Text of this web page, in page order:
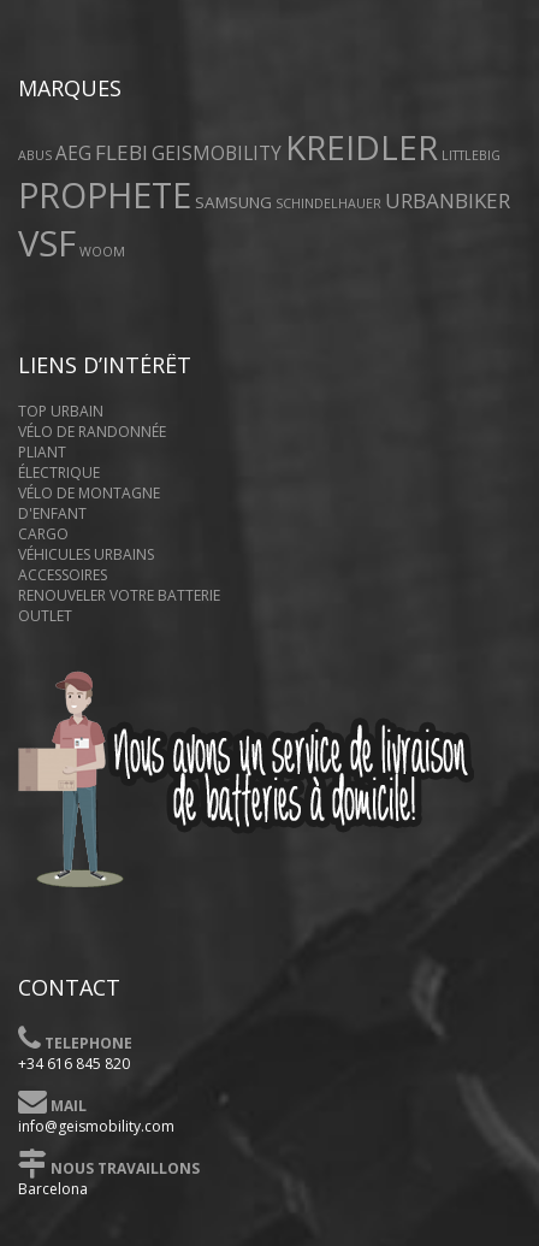
MARQUES
ABUS AEG FLEBI GEISMOBILITY KREIDLER LITTLEBIG
PROPHETE SAMSUNG SCHINDELHAUER URBANBIKER
VSF WOOM
LIENS D’INTÉRÊT
TOP URBAIN
VÉLO DE RANDONNÉE
PLIANT
ÉLECTRIQUE
VÉLO DE MONTAGNE
D'ENFANT
CARGO
VÉHICULES URBAINS
ACCESSOIRES
RENOUVELER VOTRE BATTERIE
OUTLET
CONTACT
TELEPHONE
+34 616 845 820
MAIL
info@geismobility.com
NOUS TRAVAILLONS
Barcelona